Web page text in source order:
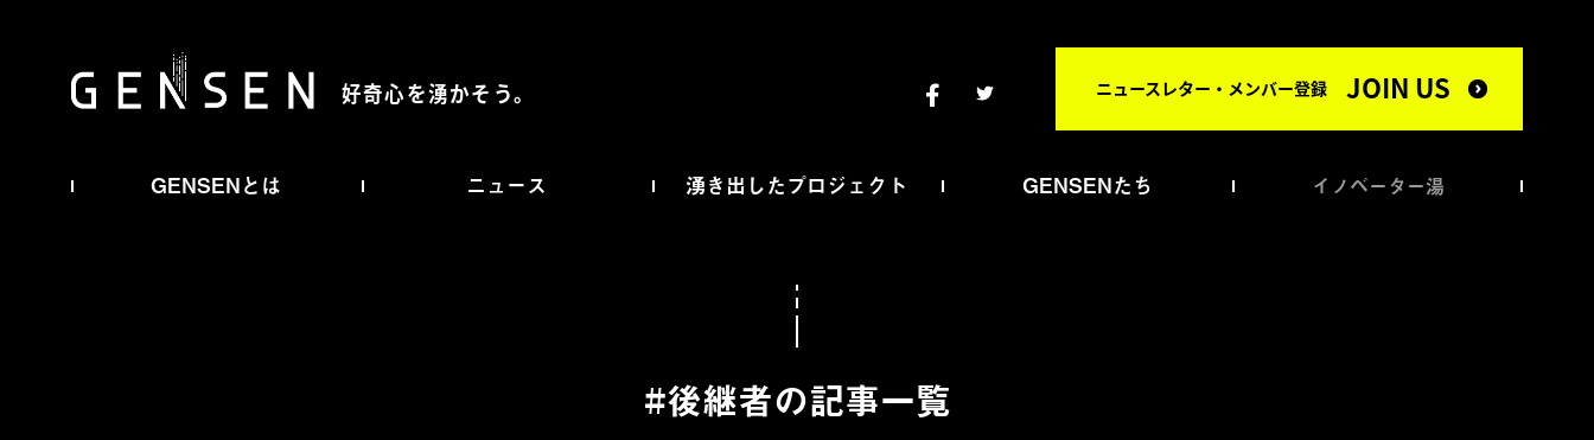
好奇心を湧かそう。 ニュースレター・メンバー登録 JOIN US
GENSENとは ニュース 湧き出したプロジェクト GENSENたち イノベーター湯
#後継者の記事一覧